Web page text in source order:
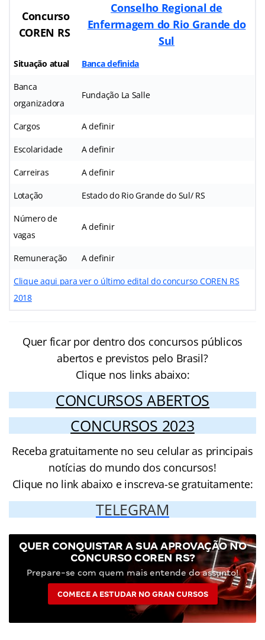
Concurso
COREN RS
Conselho Regional de
Enfermagem do Rio Grande do
Sul
Situação atual Banca definida
Banca
organizadora
Fundação La Salle
Cargos A definir
Escolaridade A definir
Carreiras A definir
Lotação Estado do Rio Grande do Sul/ RS
Número de
vagas
A definir
Remuneração A definir
Clique aqui para ver o último edital do concurso COREN RS
2018
Quer ficar por dentro dos concursos públicos
abertos e previstos pelo Brasil?
Clique nos links abaixo:
CONCURSOS ABERTOS
CONCURSOS 2023
Receba gratuitamente no seu celular as principais
notícias do mundo dos concursos!
Clique no link abaixo e inscreva-se gratuitamente:
TELEGRAM
QUER CONQUISTAR A SUA APROVAÇÃO NO
CONCURSO COREN RS?
Prepare-se com quem mais entende do assunto!
COMECE A ESTUDAR NO GRAN CURSOS